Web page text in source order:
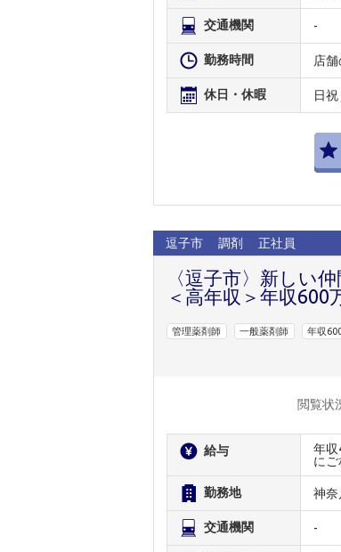
交通機関 -
勤務時間 店
休日・休暇 日
逗子市 調剤 正社員
〈逗子市〉新しい
＜高年収＞年収600
管理薬剤師 一般薬剤師 年収
閲覧状
給与
年収
にご
勤務地 神奈
交通機関 -